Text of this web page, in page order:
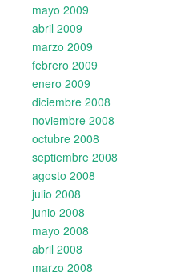
mayo 2009
abril 2009
marzo 2009
febrero 2009
enero 2009
diciembre 2008
noviembre 2008
octubre 2008
septiembre 2008
agosto 2008
julio 2008
junio 2008
mayo 2008
abril 2008
marzo 2008